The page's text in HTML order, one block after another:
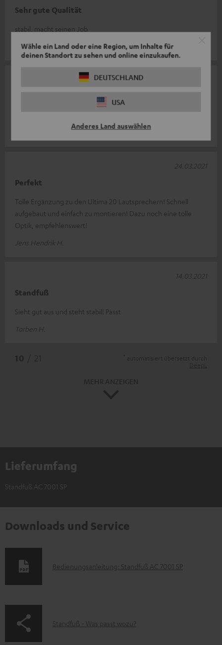
Wähle ein Land oder eine Region, um Inhalte für
deinen Standort zu sehen und online einzukaufen.
DEUTSCHLAND
USA
Anderes Land auswählen
Sehr gute Qualität
stabil, macht seinen Job
Yannick C.
(automatisch übersetzt *)
Perfekt
Tolle Ergänzung zu den Ultima 20 Lautsprechern! Schnell
aufgebaut und einfach zu montieren! Dazu noch eine tolle
Optik, empfehlenswert!
Jens Hendrik H.
24.03.2021
Standfuß
Sieht gut aus und steht stabil! Passt
Torben H.
14.03.2021
Lieferumfang
Standfuß AC 7001 SP
Downloads und Service
D
m
Bedienungsanleitung: Standfuß AC 7001 SP
p
Standfuß - Was passt wozu?